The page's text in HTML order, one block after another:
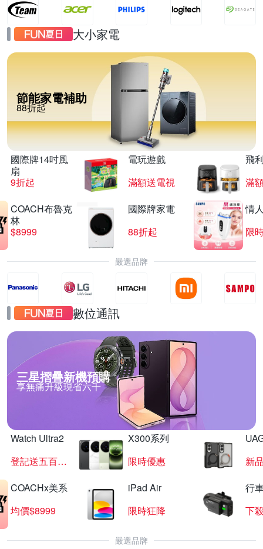
大小家電
節能家電補助
88折起
國際牌14吋風
扇
9折起
電玩遊戲
滿額送電視
飛
滿
COACH布魯克
林
$8999
國際牌家電
88折起
情
限
嚴選品牌
數位通訊
三星摺疊新機預購
享無痛升級現省六千
Watch Ultra2
登記送五百超贈點
X300系列
限時優惠
新
COACHx美系
均價$8999
iPad Air
限時狂降
行
下
嚴選品牌